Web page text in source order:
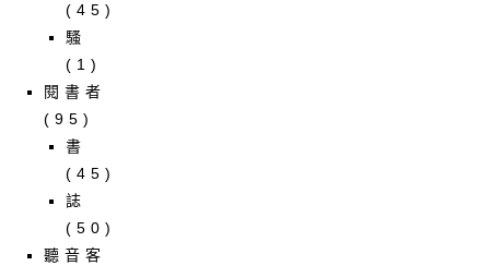
(45)
騷
(1)
閱書者
(95)
書
(45)
誌
(50)
聽音客